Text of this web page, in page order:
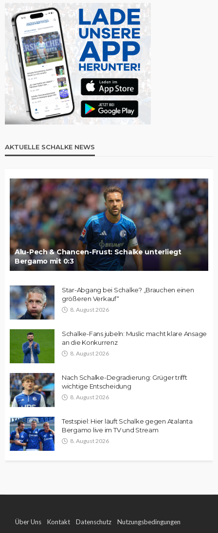
AKTUELLE SCHALKE NEWS
Alu-Pech & Chancen-Frust: Schalke unterliegt
Bergamo mit 0:3
Star-Abgang bei Schalke? „Brauchen einen
größeren Verkauf“
8. August 2026
Schalke-Fans jubeln: Muslic macht klare Ansage
an die Konkurrenz
8. August 2026
Nach Schalke-Degradierung: Grüger trifft
wichtige Entscheidung
8. August 2026
Testspiel: Hier läuft Schalke gegen Atalanta
Bergamo live im TV und Stream
8. August 2026
Über Uns Kontakt Datenschutz Nutzungsbedingungen